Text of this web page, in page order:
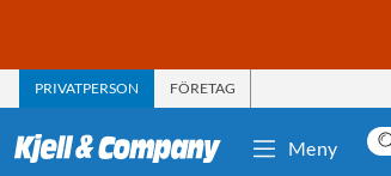
PRIVATPERSON FÖRETAG
Meny